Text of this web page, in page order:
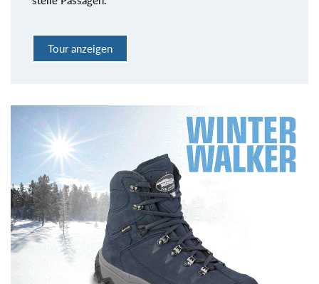
Tour anzeigen